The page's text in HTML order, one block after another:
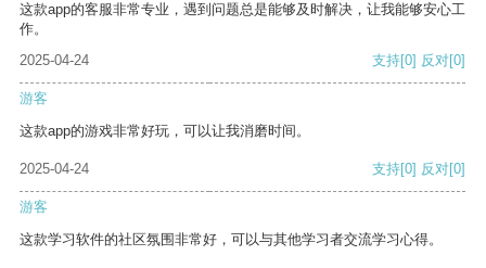
这款app的客服非常专业，遇到问题总是能够及时解决，让我能够安心工
作。
2025-04-24
支持[0] 反对[0]
游客
这款app的游戏非常好玩，可以让我消磨时间。
2025-04-24 支持[0] 反对[0]
游客
这款学习软件的社区氛围非常好，可以与其他学习者交流学习心得。